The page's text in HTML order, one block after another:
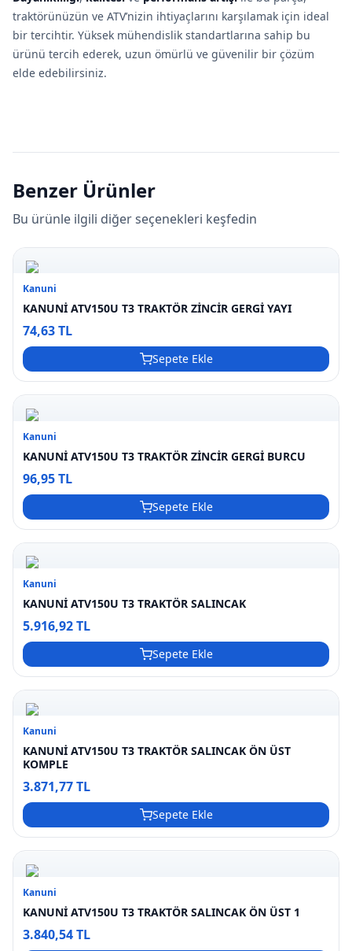
traktörünüzün ve ATV’nizin ihtiyaçlarını karşılamak için ideal
bir tercihtir. Yüksek mühendislik standartlarına sahip bu
ürünü tercih ederek, uzun ömürlü ve güvenilir bir çözüm
elde edebilirsiniz.
Benzer Ürünler
Bu ürünle ilgili diğer seçenekleri keşfedin
Kanuni
KANUNİ ATV150U T3 TRAKTÖR ZİNCİR GERGİ YAYI
74,63 TL
Sepete Ekle
Kanuni
KANUNİ ATV150U T3 TRAKTÖR ZİNCİR GERGİ BURCU
96,95 TL
Sepete Ekle
Kanuni
KANUNİ ATV150U T3 TRAKTÖR SALINCAK
5.916,92 TL
Sepete Ekle
Kanuni
KANUNİ ATV150U T3 TRAKTÖR SALINCAK ÖN ÜST
KOMPLE
3.871,77 TL
Sepete Ekle
Kanuni
KANUNİ ATV150U T3 TRAKTÖR SALINCAK ÖN ÜST 1
3.840,54 TL